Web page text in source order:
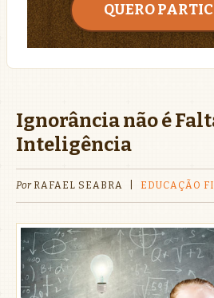
QUERO
Ignorância não é
Inteligência
Por RAFAEL SEABRA EDUCAÇÃO